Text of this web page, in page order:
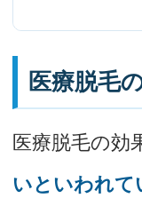
医療脱毛
医療脱毛の効
いといわれて